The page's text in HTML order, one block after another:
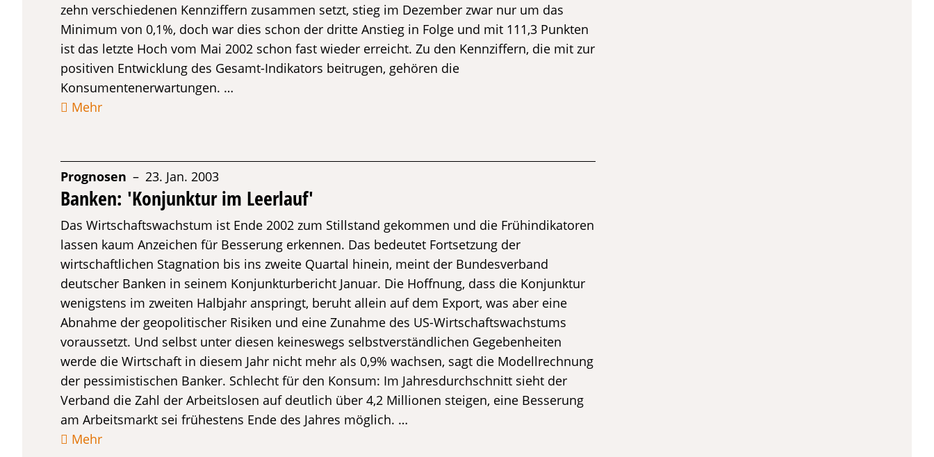
zehn verschiedenen Kennziffern zusammen setzt, stieg im Dezember zwar nur um das
Minimum von 0,1%, doch war dies schon der dritte Anstieg in Folge und mit 111,3 Punkten
ist das letzte Hoch vom Mai 2002 schon fast wieder erreicht. Zu den Kennziffern, die mit zur
positiven Entwicklung des Gesamt-Indikators beitrugen, gehören die
Konsumentenerwartungen. …
Mehr
Prognosen – 23. Jan. 2003
Banken: 'Konjunktur im Leerlauf'
Das Wirtschaftswachstum ist Ende 2002 zum Stillstand gekommen und die Frühindikatoren
lassen kaum Anzeichen für Besserung erkennen. Das bedeutet Fortsetzung der
wirtschaftlichen Stagnation bis ins zweite Quartal hinein, meint der Bundesverband
deutscher Banken in seinem Konjunkturbericht Januar. Die Hoffnung, dass die Konjunktur
wenigstens im zweiten Halbjahr anspringt, beruht allein auf dem Export, was aber eine
Abnahme der geopolitischer Risiken und eine Zunahme des US-Wirtschaftswachstums
voraussetzt. Und selbst unter diesen keineswegs selbstverständlichen Gegebenheiten
werde die Wirtschaft in diesem Jahr nicht mehr als 0,9% wachsen, sagt die Modellrechnung
der pessimistischen Banker. Schlecht für den Konsum: Im Jahresdurchschnitt sieht der
Verband die Zahl der Arbeitslosen auf deutlich über 4,2 Millionen steigen, eine Besserung
am Arbeitsmarkt sei frühestens Ende des Jahres möglich. …
Mehr